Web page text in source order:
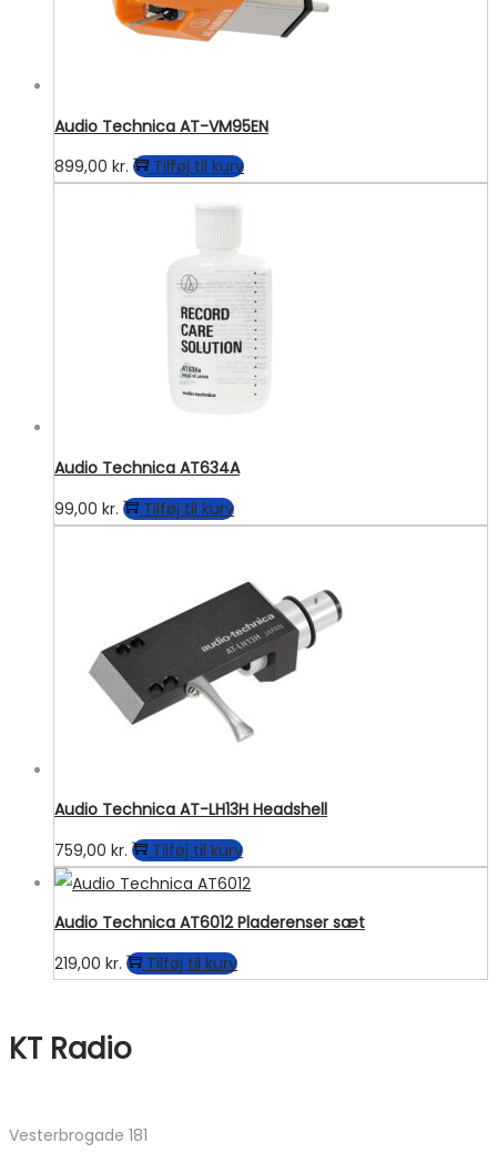
Audio Technica AT-VM95EN
899,00 kr. Tilføj til kurv
Audio Technica AT634A
99,00 kr. Tilføj til kurv
Audio Technica AT-LH13H Headshell
759,00 kr. Tilføj til kurv
Audio Technica AT6012 Pladerenser sæt
219,00 kr. Tilføj til kurv
KT Radio
Vesterbrogade 181